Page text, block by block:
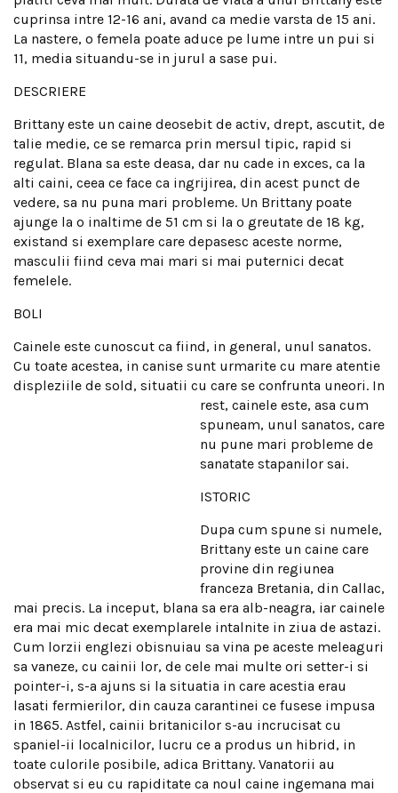
cuprinsa intre 12-16 ani, avand ca medie varsta de 15 ani.
La nastere, o femela poate aduce pe lume intre un pui si
11, media situandu-se in jurul a sase pui.
DESCRIERE
Brittany este un caine deosebit de activ, drept, ascutit, de
talie medie, ce se remarca prin mersul tipic, rapid si
regulat. Blana sa este deasa, dar nu cade in exces, ca la
alti caini, ceea ce face ca ingrijirea, din acest punct de
vedere, sa nu puna mari probleme. Un Brittany poate
ajunge la o inaltime de 51 cm si la o greutate de 18 kg,
existand si exemplare care depasesc aceste norme,
masculii fiind ceva mai mari si mai puternici decat
femelele.
BOLI
Cainele este cunoscut ca fiind, in general, unul sanatos.
Cu toate acestea, in canise sunt urmarite cu mare atentie
displeziile de sold, situatii cu care se confrunta uneori. In
rest, cainele este, asa cum
spuneam, unul sanatos, care
nu pune mari probleme de
sanatate stapanilor sai.
ISTORIC
Dupa cum spune si numele,
Brittany este un caine care
provine din regiunea
franceza Bretania, din Callac,
mai precis. La inceput, blana sa era alb-neagra, iar cainele
era mai mic decat exemplarele intalnite in ziua de astazi.
Cum lorzii englezi obisnuiau sa vina pe aceste meleaguri
sa vaneze, cu cainii lor, de cele mai multe ori setter-i si
pointer-i, s-a ajuns si la situatia in care acestia erau
lasati fermierilor, din cauza carantinei ce fusese impusa
in 1865. Astfel, cainii britanicilor s-au incrucisat cu
spaniel-ii localnicilor, lucru ce a produs un hibrid, in
toate culorile posibile, adica Brittany. Vanatorii au
observat si eu cu rapiditate ca noul caine ingemana mai